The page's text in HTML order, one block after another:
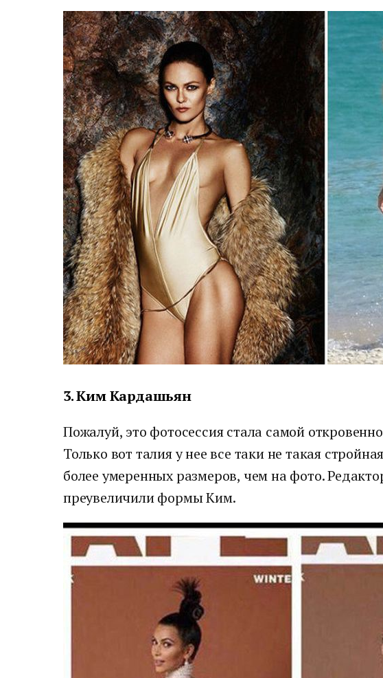
3. Ким Кардашьян
Пожалуй, это фотосессия стала самой
Только вот талия у нее все таки не такая
более умеренных размеров, чем на фото.
преувеличили формы Ким.